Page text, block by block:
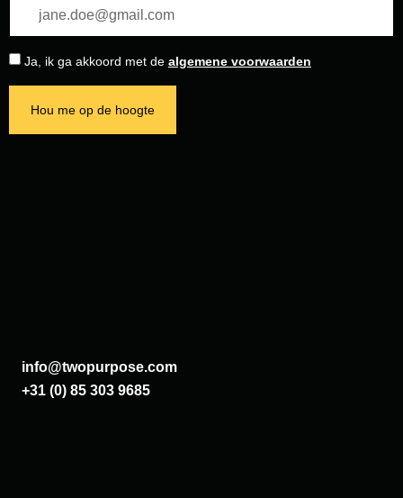
Ja, ik ga akkoord met de algemene voorwaarden
Hou me op de hoogte
info@twopurpose.com
+31 (0) 85 303 9685